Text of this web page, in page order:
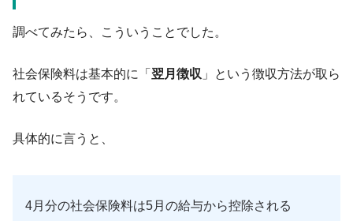
調べてみたら、こういうことでした。
社会保険料は基本的に「 翌月徴収 」という徴収方法が取ら
れているそうです。
具体的に言うと、
4月分の社会保険料は5月の給与から控除される